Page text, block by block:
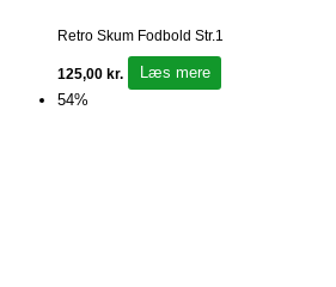
Retro Skum Fodbold Str.1
125,00 kr.
Læs mere
54%